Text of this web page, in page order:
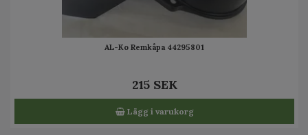
AL-Ko Remkåpa 44295801
215 SEK
Lägg i varukorg